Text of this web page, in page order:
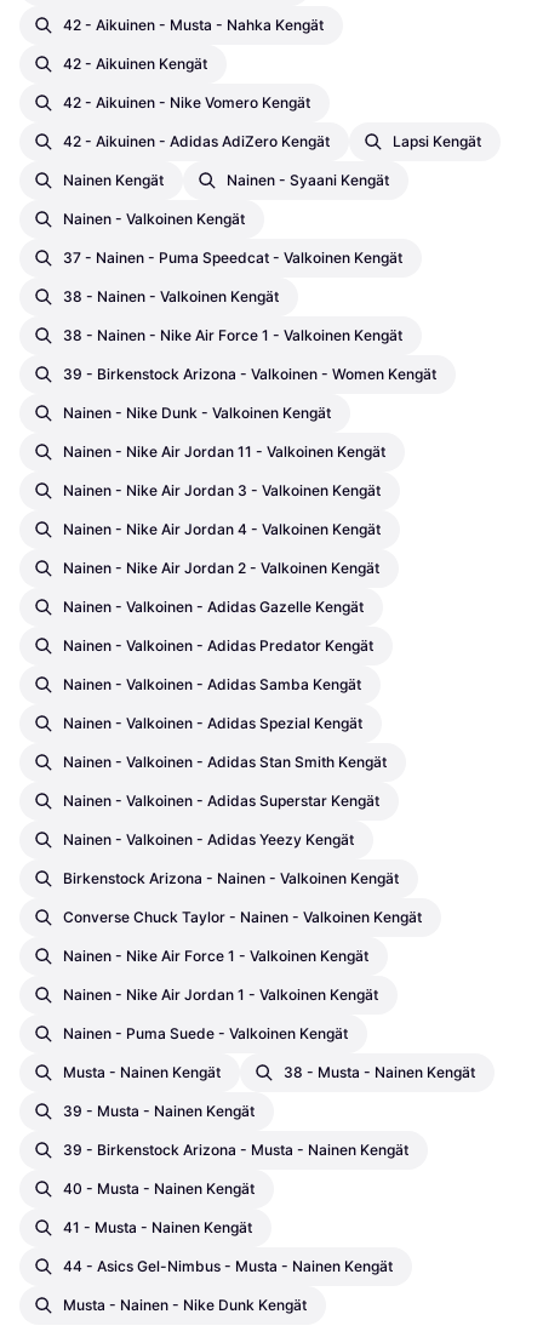
42 - Aikuinen - Musta - Nahka Kengät
42 - Aikuinen Kengät
42 - Aikuinen - Nike Vomero Kengät
42 - Aikuinen - Adidas AdiZero Kengät Lapsi Kengät
Nainen Kengät Nainen - Syaani Kengät
Nainen - Valkoinen Kengät
37 - Nainen - Puma Speedcat - Valkoinen Kengät
38 - Nainen - Valkoinen Kengät
38 - Nainen - Nike Air Force 1 - Valkoinen Kengät
39 - Birkenstock Arizona - Valkoinen - Women Kengät
Nainen - Nike Dunk - Valkoinen Kengät
Nainen - Nike Air Jordan 11 - Valkoinen Kengät
Nainen - Nike Air Jordan 3 - Valkoinen Kengät
Nainen - Nike Air Jordan 4 - Valkoinen Kengät
Nainen - Nike Air Jordan 2 - Valkoinen Kengät
Nainen - Valkoinen - Adidas Gazelle Kengät
Nainen - Valkoinen - Adidas Predator Kengät
Nainen - Valkoinen - Adidas Samba Kengät
Nainen - Valkoinen - Adidas Spezial Kengät
Nainen - Valkoinen - Adidas Stan Smith Kengät
Nainen - Valkoinen - Adidas Superstar Kengät
Nainen - Valkoinen - Adidas Yeezy Kengät
Birkenstock Arizona - Nainen - Valkoinen Kengät
Converse Chuck Taylor - Nainen - Valkoinen Kengät
Nainen - Nike Air Force 1 - Valkoinen Kengät
Nainen - Nike Air Jordan 1 - Valkoinen Kengät
Nainen - Puma Suede - Valkoinen Kengät
Musta - Nainen Kengät 38 - Musta - Nainen Kengät
39 - Musta - Nainen Kengät
39 - Birkenstock Arizona - Musta - Nainen Kengät
40 - Musta - Nainen Kengät
41 - Musta - Nainen Kengät
44 - Asics Gel-Nimbus - Musta - Nainen Kengät
Musta - Nainen - Nike Dunk Kengät